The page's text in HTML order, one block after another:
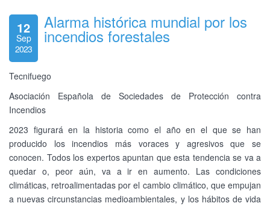
12
Sep
2023
Alarma histórica mundial por los
incendios forestales
Tecnifuego
Asociación Española de Sociedades de Protección contra
Incendios
2023 figurará en la historia como el año en el que se han
producido los incendios más voraces y agresivos que se
conocen. Todos los expertos apuntan que esta tendencia se va a
quedar o, peor aún, va a ir en aumento. Las condiciones
climáticas, retroalimentadas por el cambio climático, que empujan
a nuevas circunstancias medioambientales, y los hábitos de vida